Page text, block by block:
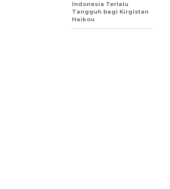
Indonesia Terlalu
Tangguh bagi Kirgistan
Haikou